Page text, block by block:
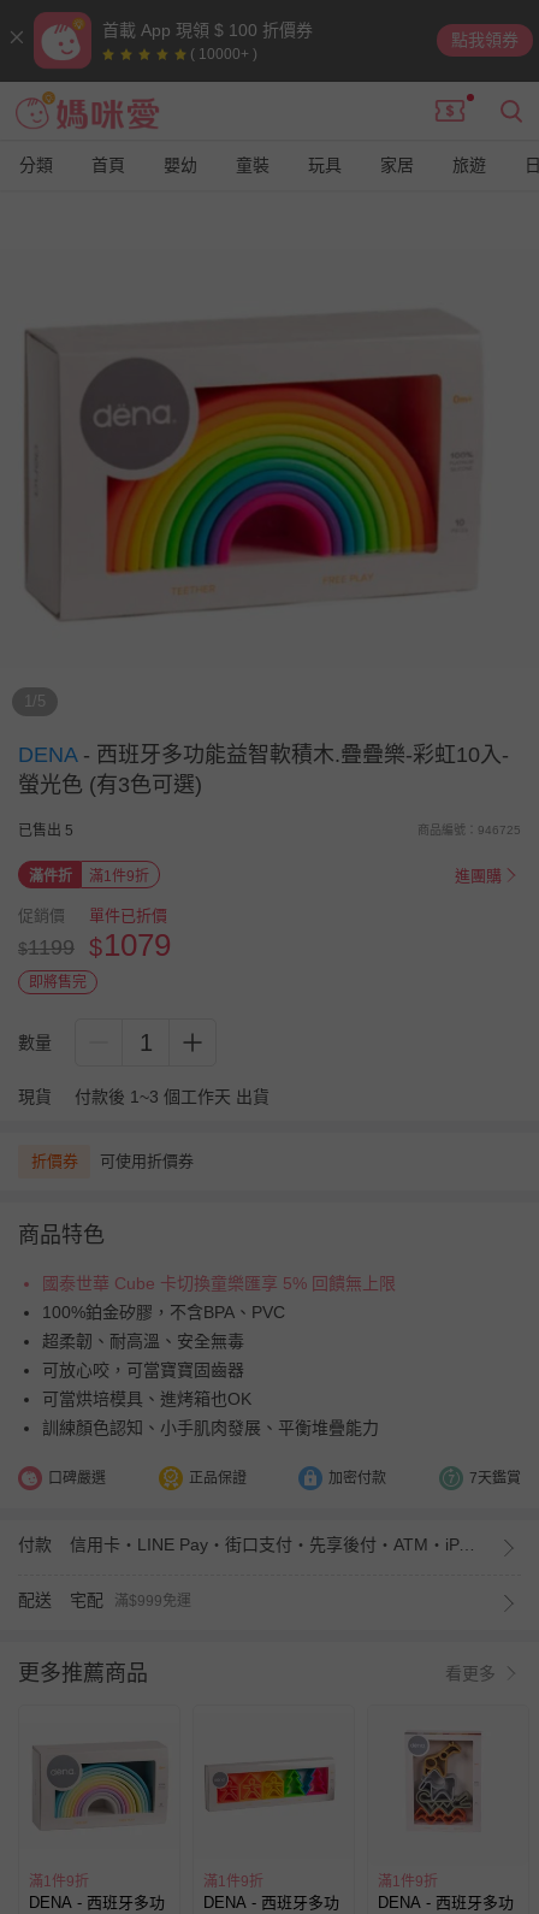
首載 App 現領 $ 100 折價券
( 10000+ )
點我領券
分類 首頁 嬰幼 童裝 玩具 家居 旅遊
1/5
DENA - 西班牙多功能益智軟積木.疊疊樂-彩虹10入-
螢光色 (有3色可選)
已售出 5 商品編號：946725
滿件折 滿1件9折 進團購
促銷價
$1199
單件已折價
$1079
即將售完
數量 1
現貨 付款後 1~3 個工作天 出貨
折價券 可使用折價券
商品特色
國泰世華 Cube 卡切換童樂匯享 5% 回饋無上限
100%鉑金矽膠，不含BPA、PVC
超柔韌、耐高溫、安全無毒
可放心咬，可當寶寶固齒器
可當烘培模具、進烤箱也OK
訓練顏色認知、小手肌肉發展、平衡堆疊能力
口碑嚴選 正品保證 加密付款 7天鑑賞
付款 信用卡・LINE Pay・街口支付・先享後付・ATM・iPASS MONEY
配送 宅配 滿$999免運
更多推薦商品 看更多
滿1件9折
DENA - 西班牙多功
滿1件9折
DENA - 西班牙多功
滿1件9折
DENA - 西班牙多功